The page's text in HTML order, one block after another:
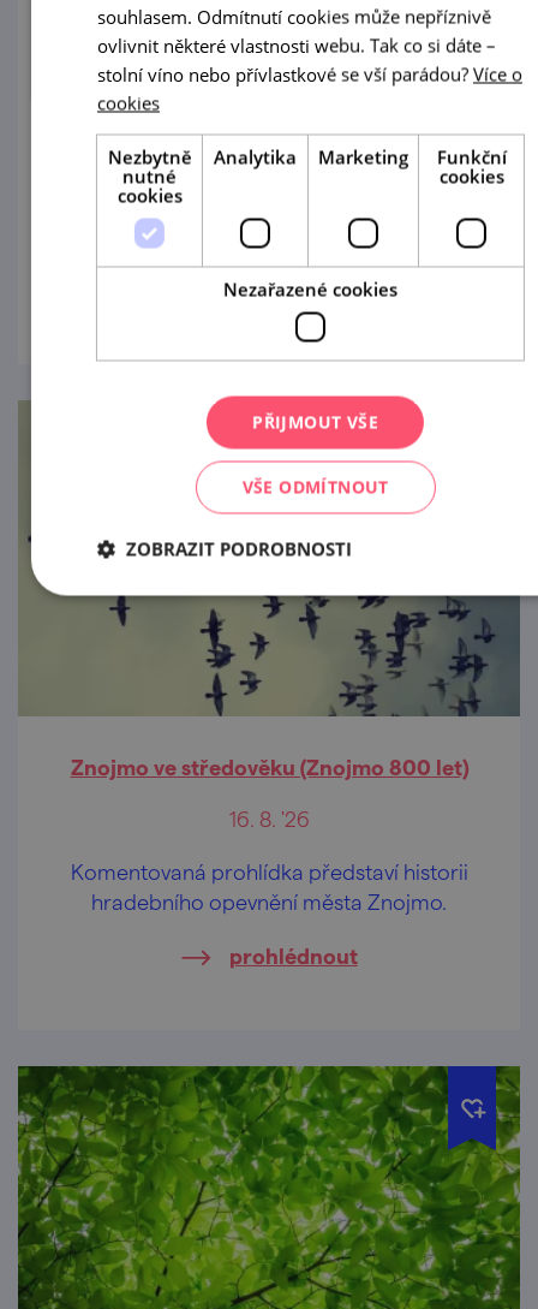
Poklady královského města – prohlídky
pro rodiny s dětmi
Objevte historické centrum Znojma
zábavnou formou! Turistické informační
centrum města Znojma připravilo během
letních prázdnin pravidelné komentované
prohlídky určené především rodinám s
dětmi.
prohlédnout
Znojmo ve středověku (Znojmo 800 let)
16. 8. '26
Komentovaná prohlídka představí historii
hradebního opevnění města Znojmo.
prohlédnout
souhlasem. Odmítnutí cookies může nepříznivě
ovlivnit některé vlastnosti webu. Tak co si dáte –
stolní víno nebo přívlastkové se vší parádou? Více o
cookies
Nezbytně
nutné
cookies
Analytika Marketing
Funkční
cookies
Nezařazené cookies
PŘIJMOUT VŠE
VŠE ODMÍTNOUT
ZOBRAZIT PODROBNOSTI